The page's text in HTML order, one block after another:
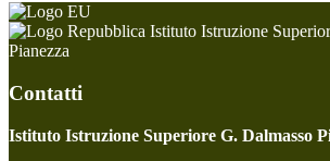
Istituto Istruzione
Pianezza
Contatti
Istituto Istruzione Superiore G. Dalmasso